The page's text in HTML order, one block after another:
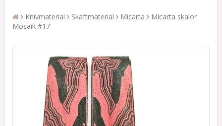
Knivmaterial Skaftmaterial Micarta
Micarta skalor
Mosaik #17